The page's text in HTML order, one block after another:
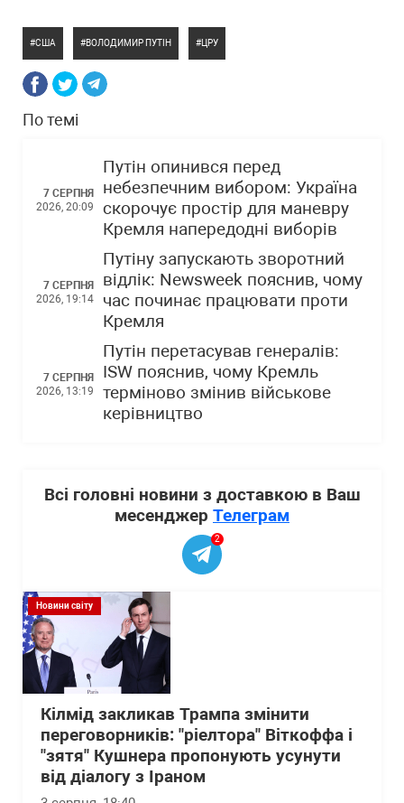
США ВОЛОДИМИР ПУТІН ЦРУ
По темі
7 СЕРПНЯ
2026, 20:09
Путін опинився перед
небезпечним вибором: Україна
скорочує простір для маневру
Кремля напередодні виборів
7 СЕРПНЯ
2026, 19:14
Путіну запускають зворотний
відлік: Newsweek пояснив, чому
час починає працювати проти
Кремля
7 СЕРПНЯ
2026, 13:19
Путін перетасував генералів:
ISW пояснив, чому Кремль
терміново змінив військове
керівництво
Всі головні новини з доставкою в Ваш
месенджер Телеграм
2
Новини світу
Кілмід закликав Трампа змінити
переговорників: "ріелтора" Віткоффа і
"зятя" Кушнера пропонують усунути
від діалогу з Іраном